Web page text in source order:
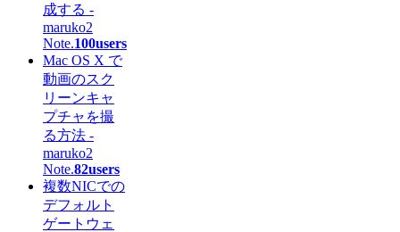
成する -
maruko2
Note.100users
Mac OS X で
動画のスク
リーンキャ
プチャを撮
る方法 -
maruko2
Note.82users
複数NICでの
デフォルト
ゲートウェ